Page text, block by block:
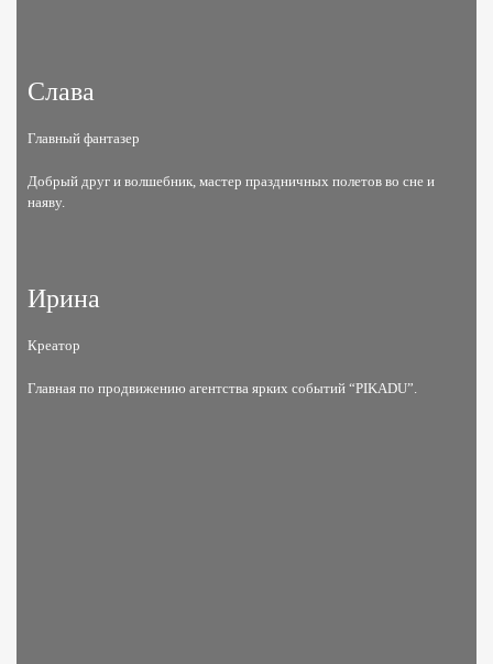
Слава
Главный фантазер
Добрый друг и волшебник, мастер праздничных полетов во сне и
наяву.
Ирина
Креатор
Главная по продвижению агентства ярких событий “PIKADU”​.